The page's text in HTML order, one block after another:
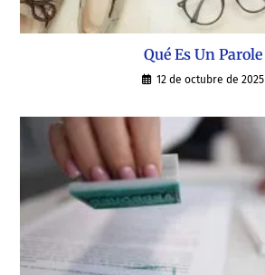
Qué Es Un Parole
12 de octubre de 2025